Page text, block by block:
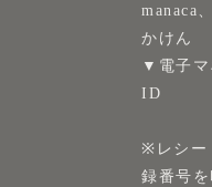
manaca
かけん
▼電子マ
ID
※レシー
録番号